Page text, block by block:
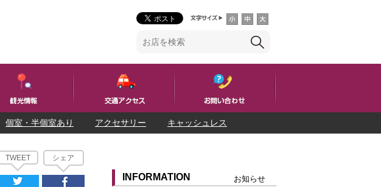
個室・半個室あり アクセサリー キャッシュレス
INFORMATION お知らせ
TWEET シェア